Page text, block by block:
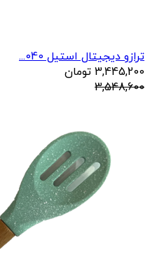
ترازو دیجیتال استیل 040...
3,445,200 تومان
3,548,600